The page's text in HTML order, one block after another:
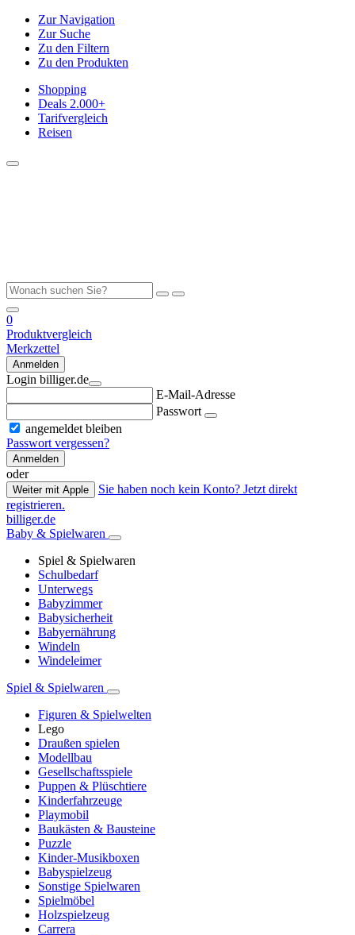
Zur Navigation
Zur Suche
Zu den Filtern
Zu den Produkten
Shopping
Deals 2.000+
Tarifvergleich
Reisen
0
Produktvergleich
Merkzettel
Anmelden
Login billiger.de
E-Mail-Adresse
Passwort
angemeldet bleiben
Passwort vergessen?
Anmelden
oder
Weiter mit Apple
Sie haben noch kein Konto? Jetzt direkt
registrieren.
billiger.de
Baby & Spielwaren
Spiel & Spielwaren
Schulbedarf
Unterwegs
Babyzimmer
Babysicherheit
Babyernährung
Windeln
Windeleimer
Spiel & Spielwaren
Figuren & Spielwelten
Lego
Draußen spielen
Modellbau
Gesellschaftsspiele
Puppen & Plüschtiere
Kinderfahrzeuge
Playmobil
Baukästen & Bausteine
Puzzle
Kinder-Musikboxen
Babyspielzeug
Sonstige Spielwaren
Spielmöbel
Holzspielzeug
Carrera